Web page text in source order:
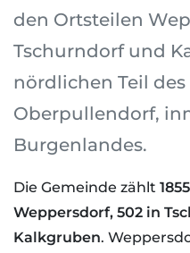
den Ortsteilen
Tschurndorf und
nördlichen Teil des
Oberpullendorf,
Burgenlandes.
Die Gemeinde zählt
Weppersdorf, 502 in
Kalkgruben.